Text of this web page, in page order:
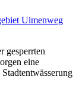
Ulmenweg
gesperrten
eine